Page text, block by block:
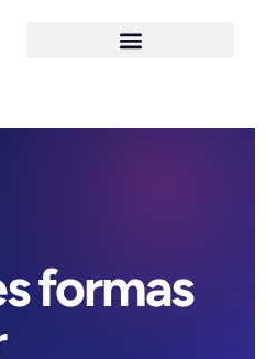
formas